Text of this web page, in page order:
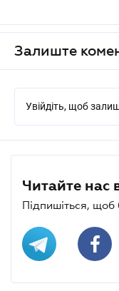
Залиште
Увійдіть, щоб
Читайте нас
Підпишіться, щоб